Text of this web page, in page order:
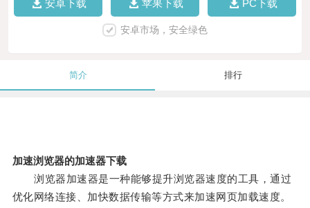
安卓下载 苹果下载 PC下载
安卓市场，安全绿色
简介 排行
加速浏览器的加速器下载
浏览器加速器是一种能够提升浏览器速度的工具，通过
优化网络连接、加快数据传输等方式来加速网页加载速度。